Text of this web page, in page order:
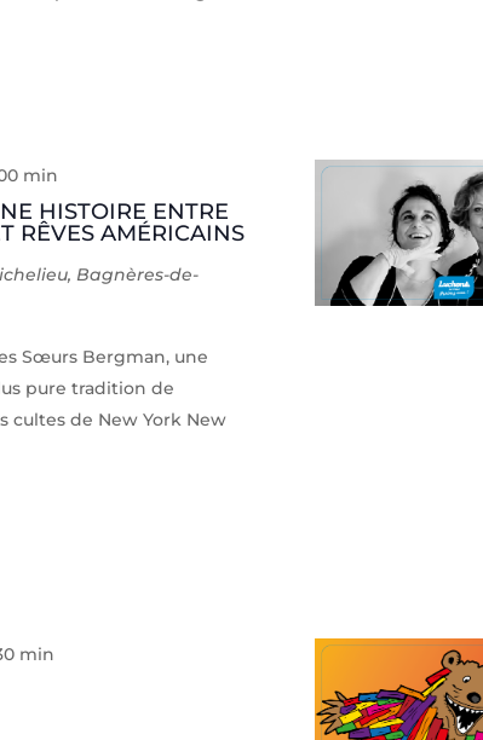
HISTOIRE ENTRE
RÊVES AMÉRICAINS
min
Bagnères-de-
Sœurs Bergman, une
pure tradition de
cultes de New York New
min